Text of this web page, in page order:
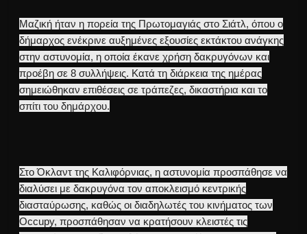
Μαζική ήταν η πορεία της Πρωτομαγιάς στο Σιάτλ, όπου ο
δήμαρχος ενέκρινε αυξημένες εξουσίες εκτάκτου ανάγκης
στην αστυνομία, η οποία έκανε χρήση δακρυγόνων και
προέβη σε 8 συλλήψεις. Κατά τη διάρκεια της ημέρας
σημειώθηκαν επιθέσεις σε τράπεζες, δικαστήρια και το
σπίτι του δημάρχου.
Στο Όκλαντ της Καλιφόρνιας, η αστυνομία προσπάθησε να
διαλύσει με δακρυγόνα τον αποκλεισμό κεντρικής
διασταύρωσης, καθώς οι διαδηλωτές του κινήματος των
Occupy, προσπάθησαν να κρατήσουν κλειστές τις